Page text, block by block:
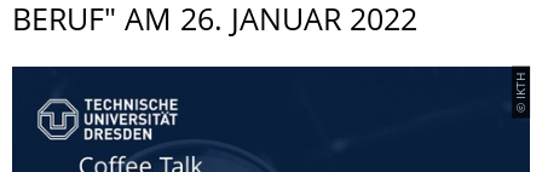
BERUF" AM 26. JANUAR 2022
© IKTH